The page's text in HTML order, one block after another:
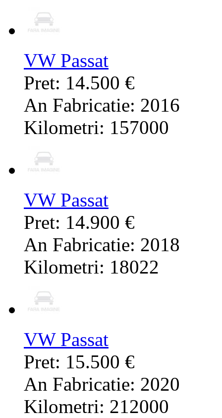
VW Passat
Pret: 14.500 €
An Fabricatie: 2016
Kilometri: 157000
VW Passat
Pret: 14.900 €
An Fabricatie: 2018
Kilometri: 18022
VW Passat
Pret: 15.500 €
An Fabricatie: 2020
Kilometri: 212000